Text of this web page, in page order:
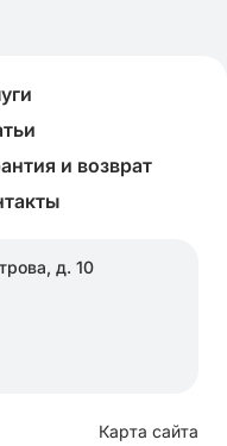
и возврат
д. 10
Карта сайта